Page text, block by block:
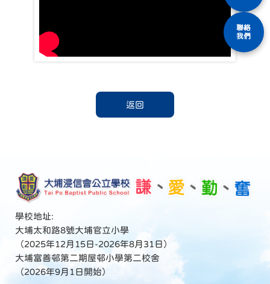
返回
學校地址:
大埔太和路8號大埔官立小學
（2025年12月15日-2026年8月31日）
大埔富善邨第二期屋邨小學第二校舍
（2026年9月1日開始）
聯絡
我們